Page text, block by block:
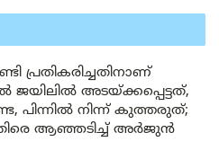
പ്രതികരിച്ചതിനാണ്
ജയിലിൽ അടയ്ക്കപ്പെട്ടത്,
പിന്നിൽ നിന്ന് കുത്തരുത്;
ആഞ്ഞടിച്ച് അർജുൻ